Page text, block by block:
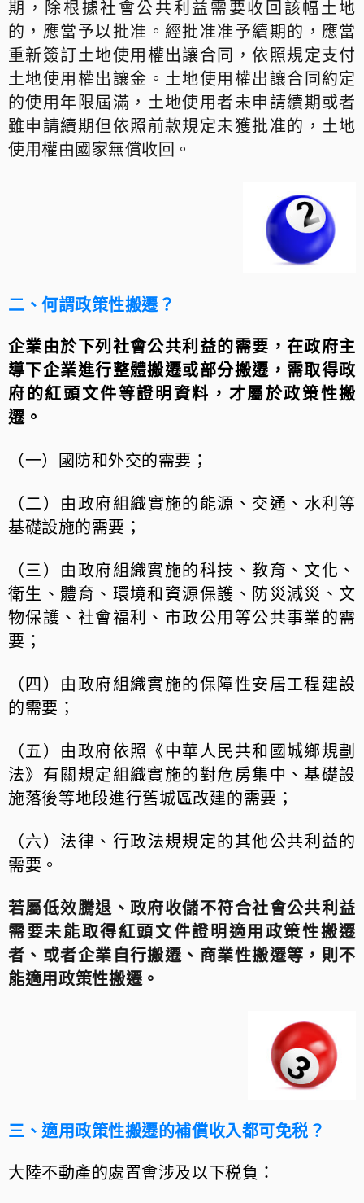
期，除根據社會公共利益需要收回該幅土地
的，應當予以批准。經批准准予續期的，應當
重新簽訂土地使用權出讓合同，依照規定支付
土地使用權出讓金。土地使用權出讓合同約定
的使用年限屆滿，土地使用者未申請續期或者
雖申請續期但依照前款規定未獲批准的，土地
使用權由國家無償收回。
二、何謂政策性搬遷？
企業由於下列社會公共利益的需要，在政府主
導下企業進行整體搬遷或部分搬遷，需取得政
府的紅頭文件等證明資料，才屬於政策性搬
遷。
（一）國防和外交的需要；
（二）由政府組織實施的能源、交通、水利等
基礎設施的需要；
（三）由政府組織實施的科技、教育、文化、
衛生、體育、環境和資源保護、防災減災、文
物保護、社會福利、市政公用等公共事業的需
要；
（四）由政府組織實施的保障性安居工程建設
的需要；
（五）由政府依照《中華人民共和國城鄉規劃
法》有關規定組織實施的對危房集中、基礎設
施落後等地段進行舊城區改建的需要；
（六）法律、行政法規規定的其他公共利益的
需要。
若屬低效騰退、政府收儲不符合社㑹公共利益
需要未能取得紅頭文件證明適用政策性搬遷
者、或者企業自行搬遷、商業性搬遷等，則不
能適用政策性搬遷。
三、適用政策性搬遷的補償收入都可免税？
大陸不動產的處置㑹涉及以下税負：